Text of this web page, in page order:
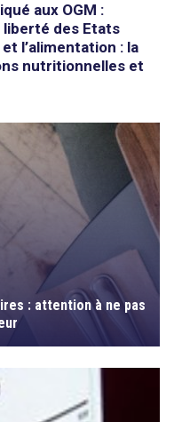
aux OGM :
liberté des Etats
l’alimentation : la
nutritionnelles et
: attention à ne pas